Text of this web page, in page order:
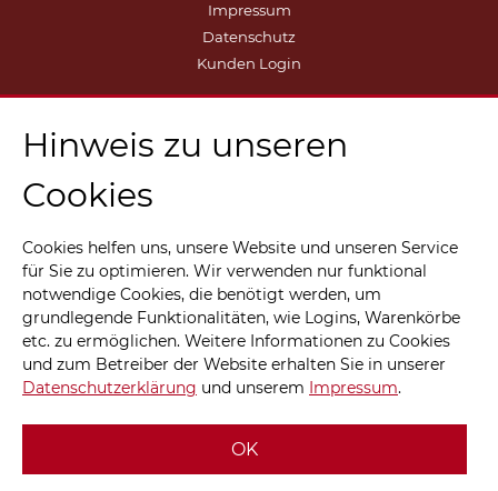
Impressum
Datenschutz
Kunden Login
Hinweis zu unseren
Cookies
Cookies helfen uns, unsere Website und unseren Service
für Sie zu optimieren. Wir verwenden nur funktional
notwendige Cookies, die benötigt werden, um
grundlegende Funktionalitäten, wie Logins, Warenkörbe
etc. zu ermöglichen. Weitere Informationen zu Cookies
und zum Betreiber der Website erhalten Sie in unserer
Datenschutzerklärung und unserem Impressum.
OK